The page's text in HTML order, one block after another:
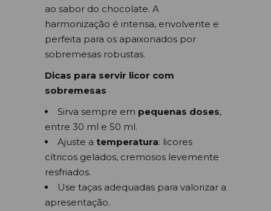
ao sabor do chocolate. A
harmonização é intensa, envolvente e
perfeita para os apaixonados por
sobremesas robustas.
Dicas para servir licor com
sobremesas
Sirva sempre em pequenas doses,
entre 30 ml e 50 ml.
Ajuste a temperatura: licores
cítricos gelados, cremosos levemente
resfriados.
Use taças adequadas para valorizar a
apresentação.